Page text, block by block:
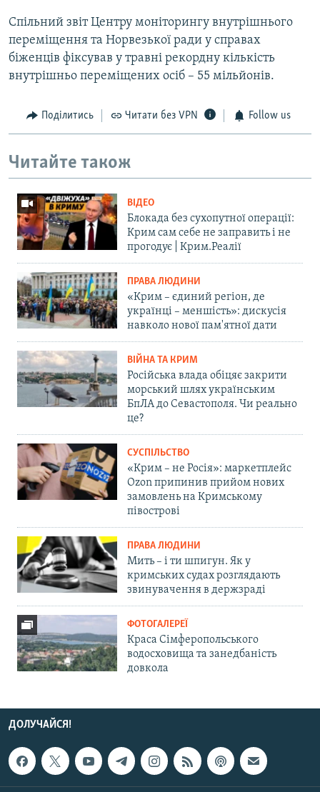
Спільний звіт Центру моніторингу внутрішнього
переміщення та Норвезької ради у справах
біженців фіксував у травні рекордну кількість
внутрішньо переміщених осіб – 55 мільйонів.
Поділитись Читати без VPN Follow us
Читайте також
ВІДЕО
Блокада без сухопутної операції:
Крим сам себе не заправить і не
прогодує | Крим.Реалії
ПРАВА ЛЮДИНИ
«Крим – єдиний регіон, де
українці – меншість»: дискусія
навколо нової пам'ятної дати
ВІЙНА ТА КРИМ
Російська влада обіцяє закрити
морський шлях українським
БпЛА до Севастополя. Чи реально
це?
СУСПІЛЬСТВО
«Крим – не Росія»: маркетплейс
Ozon припинив прийом нових
замовлень на Кримському
півострові
ПРАВА ЛЮДИНИ
Мить – і ти шпигун. Як у
кримських судах розглядають
звинувачення в держзраді
ФОТОГАЛЕРЕЇ
Краса Сімферопольського
водосховища та занедбаність
довкола
ДОЛУЧАЙСЯ!